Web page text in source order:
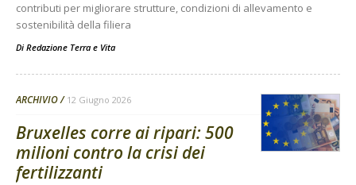
contributi per migliorare strutture, condizioni di allevamento e
sostenibilità della filiera
Di Redazione Terra e Vita
ARCHIVIO 12 Giugno 2026
Bruxelles corre ai ripari: 500
milioni contro la crisi dei
fertilizzanti